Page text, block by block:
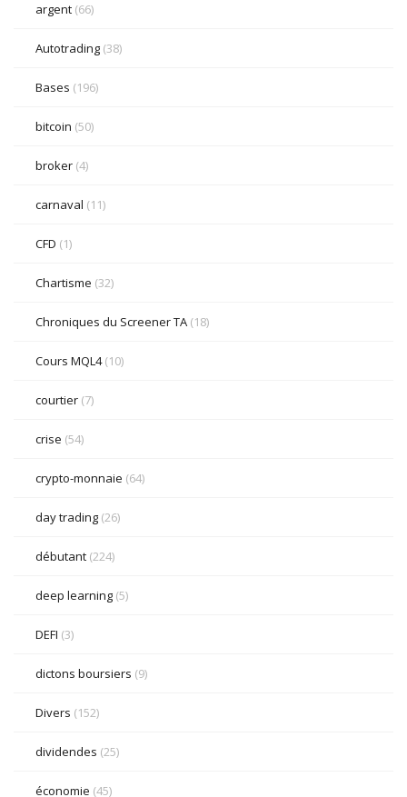
argent (66)
Autotrading (38)
Bases (196)
bitcoin (50)
broker (4)
carnaval (11)
CFD (1)
Chartisme (32)
Chroniques du Screener TA (18)
Cours MQL4(10)
courtier (7)
crise (54)
crypto-monnaie (64)
day trading (26)
débutant (224)
deep learning (5)
DEFI (3)
dictons boursiers (9)
Divers (152)
dividendes (25)
économie (45)